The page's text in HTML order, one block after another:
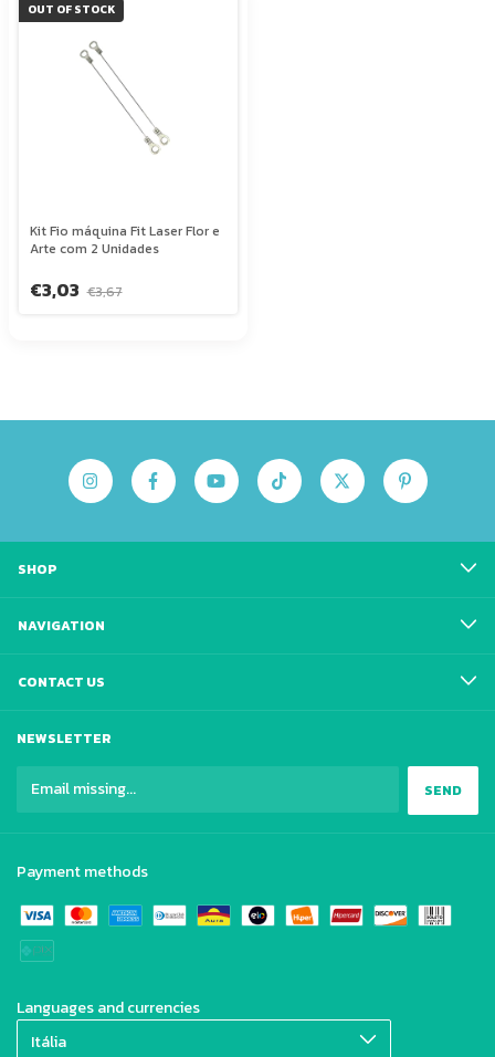
OUT OF STOCK
Kit Fio máquina Fit Laser Flor e
Arte com 2 Unidades
€3,03 €3,67
SHOP
NAVIGATION
CONTACT US
NEWSLETTER
Payment methods
Languages and currencies